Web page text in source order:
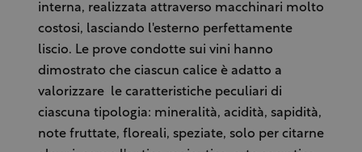
interna, realizzata attraverso macchinari molto
costosi, lasciando l'esterno perfettamente
liscio. Le prove condotte sui vini hanno
dimostrato che ciascun calice è adatto a
valorizzare le caratteristiche peculiari di
ciascuna tipologia: mineralità, acidità, sapidità,
note fruttate, floreali, speziate, solo per citarne